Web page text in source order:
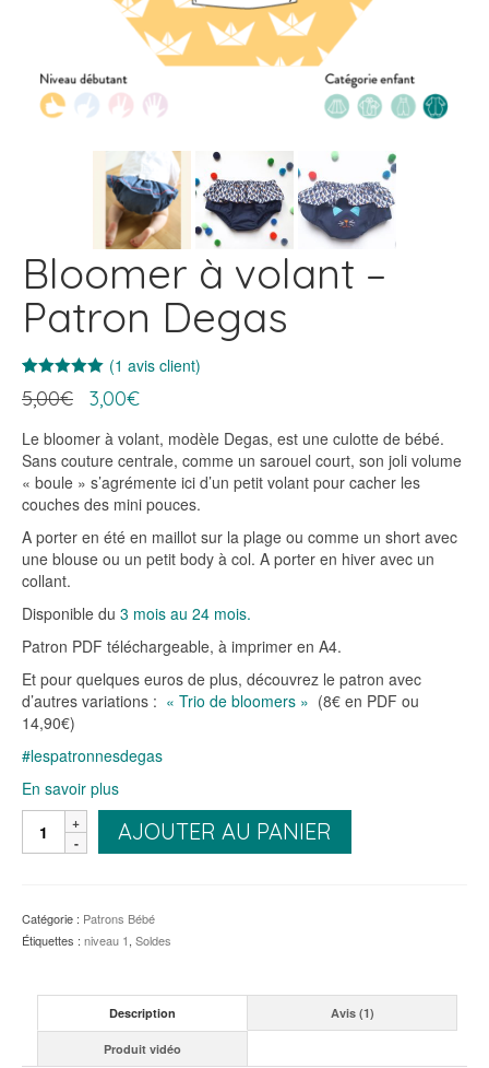
Bloomer à volant –
Patron Degas
Noté5.00
sur 5
1
notation
client
(1 avis client)
5,00€
Le
prix
initial
était :
5,00€.
3,00€Le
actuel
est :
3,00€.
Le bloomer à volant, modèle Degas, est une culotte de bébé.
Sans couture centrale, comme un sarouel court, son joli volume
« boule » s’agrémente ici d’un petit volant pour cacher les
couches des mini pouces.
A porter en été en maillot sur la plage ou comme un short avec
une blouse ou un petit body à col. A porter en hiver avec un
collant.
Disponible du 3 mois au 24 mois.
Patron PDF téléchargeable, à imprimer en A4.
Et pour quelques euros de plus, découvrez le patron avec
d’autres variations : « Trio de bloomers » (8€ en PDF ou
14,90€)
#lespatronnesdegas
En savoir plus
quantité
-
Patron
AJOUTER AU PANIER
Catégorie : Patrons Bébé
Étiquettes : niveau 1, Soldes
Description Avis (1)
Produit vidéo